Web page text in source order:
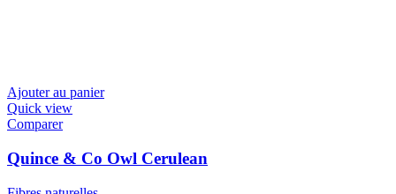
Ajouter au panier
Quick view
Comparer
Quince & Co Owl Cerulean